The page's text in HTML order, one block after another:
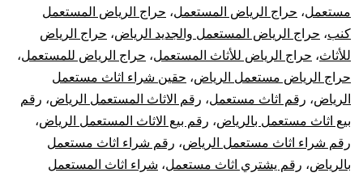
مستعمل، حراج الرياض المستعمل، حراج الرياض المستعمل
كنب، حراج الرياض المستعمل والجديد الرياض، حراج الرياض
للأثاث، حراج الرياض للأثاث المستعمل، حراج الرياض للمستعمل،
حراج الرياض مستعمل الرياض، حقين شراء اثاث مستعمل
الرياض، رقم اثاث مستعمل، رقم الاثاث المستعمل الرياض، رقم
بيع اثاث مستعمل بالرياض، رقم بيع الاثاث المستعمل الرياض،
رقم شراء اثاث مستعمل الرياض، رقم شراء اثاث مستعمل
بالرياض، رقم يشتري اثاث مستعمل، شراء اثاث المستعمل